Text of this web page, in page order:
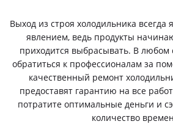
Выход из строя холодильника всегда
явлением, ведь продукты
приходится выбрасывать. В любом
обратиться к профессионалам за
качественный ремонт
предоставят гарантию на все
потратите оптимальные деньги и
количество